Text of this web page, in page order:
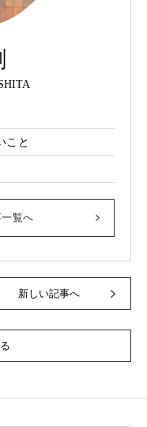
こと
覧へ
新しい記事へ